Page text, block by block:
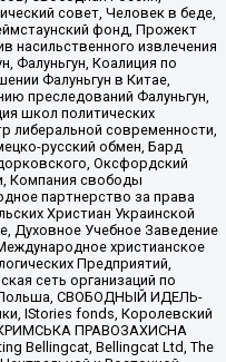
совет, Человек в беде,
фонд, Прожект
насильственного извлечения
Фалуньгун, Коалиция по
Фалуньгун в Китае,
преследований Фалуньгун,
школ политических
либеральной современности,
русский обмен, Бард
Оксфордский
Компания свободы
партнерство за права
Христиан Украинской
Духовное Учебное Заведение
христианское
Предприятий,
сеть организаций по
Польша, СВОБОДНЫЙ ИДЕЛЬ-
IStories fonds, Королевский
КРИМСЬКА ПРАВОЗАХИСНА
Bellingcat, Bellingcat Ltd, The